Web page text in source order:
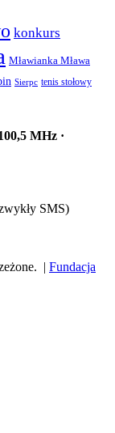
konkurs
Mławianka Mława
Sierpc tenis stołowy
MHz ·
SMS)
| Fundacja